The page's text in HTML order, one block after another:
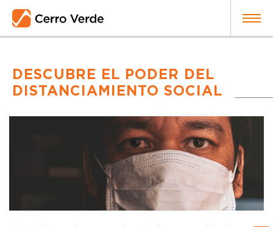
DESCUBRE EL PODER DEL
DISTANCIAMIENTO SOCIAL